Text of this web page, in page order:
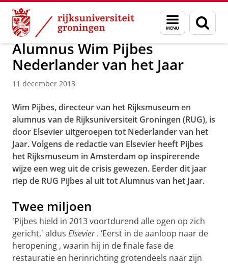
Skip
Content
Skip
Navigation
Menu
en
zoeken
Over ons Actueel Nieuws Nieuwsberichten
Alumnus Wim Pijbes
Nederlander van het Jaar
11 december 2013
Wim Pijbes, directeur van het Rijksmuseum en
alumnus van de Rijksuniversiteit Groningen (RUG), is
door Elsevier uitgeroepen tot Nederlander van het
Jaar. Volgens de redactie van Elsevier heeft Pijbes
het Rijksmuseum in Amsterdam op inspirerende
wijze een weg uit de crisis gewezen. Eerder dit jaar
riep de RUG Pijbes al uit tot Alumnus van het Jaar.
Twee miljoen
'Pijbes hield in 2013 voortdurend alle ogen op zich
gericht,' aldus Elsevier . ‘Eerst in de aanloop naar de
heropening , waarin hij in de finale fase de
restauratie en herinrichting grotendeels naar zijn